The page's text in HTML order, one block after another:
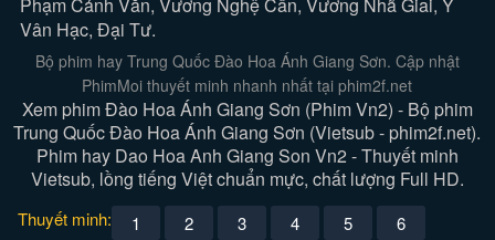
Vân Hạc, Đại Tư.
Bộ phim hay Trung Quốc Đào Hoa Ánh Giang Sơn. Cập nhật
PhimMoi thuyết minh nhanh nhất tại phim2f.net
Xem phim Đào Hoa Ánh Giang Sơn (Phim Vn2) - Bộ phim
Trung Quốc Đào Hoa Ánh Giang Sơn (Vietsub - phim2f.net).
Phim hay Dao Hoa Anh Giang Son Vn2 - Thuyết minh
Vietsub, lồng tiếng Việt chuẩn mực, chất lượng Full HD.
Thuyết minh: 1 2 3 4 5
6